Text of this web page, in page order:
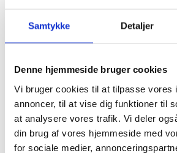
Samtykke Detaljer
Denne hjemmeside bruger cookies
Vi bruger cookies til at tilpasse vores
annoncer, til at vise dig funktioner til
at analysere vores trafik. Vi deler
din brug af vores hjemmeside med
for sociale medier,
Barnets udvikling
Fingerneglene og håret er
og sutte, synke og gabe.
over kønsbenet. Den tynde
omgiver barnet, begynder at
og underhud. Hjertet pumper
organer og til navlesnoren, der
til moderkagen.